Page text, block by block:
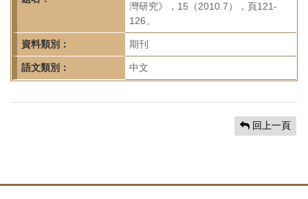
首
頁
灣研究》，15（2010.7），頁121-
126。
資料類別： 期刊
語文類別： 中文
回上一頁